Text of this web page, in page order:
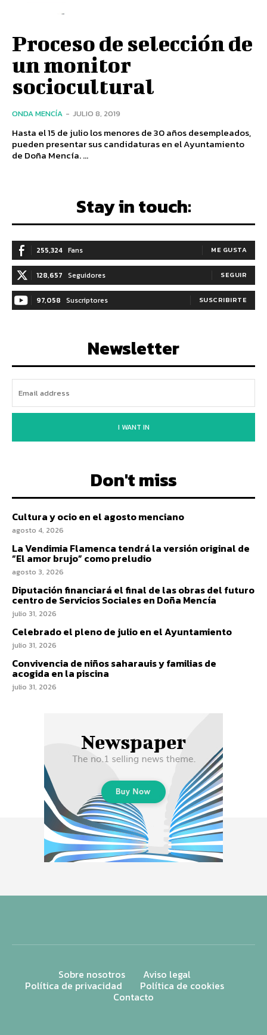
Proceso de selección de
un monitor
sociocultural
ONDA MENCÍA - JULIO 8, 2019
Hasta el 15 de julio los menores de 30 años desempleados,
pueden presentar sus candidaturas en el Ayuntamiento
de Doña Mencía. ...
Stay in touch:
255,324 Fans ME GUSTA
128,657 Seguidores SEGUIR
97,058 Suscriptores SUSCRIBIRTE
Newsletter
I WANT IN
Don't miss
Cultura y ocio en el agosto menciano
agosto 4, 2026
La Vendimia Flamenca tendrá la versión original de
“El amor brujo” como preludio
agosto 3, 2026
Diputación financiará el final de las obras del futuro
centro de Servicios Sociales en Doña Mencía
julio 31, 2026
Celebrado el pleno de julio en el Ayuntamiento
julio 31, 2026
Convivencia de niños saharauis y familias de
acogida en la piscina
julio 31, 2026
Sobre nosotros Aviso legal
Política de privacidad Política de cookies
Contacto